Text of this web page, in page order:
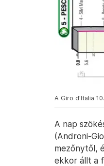
A Giro d'Italia
A nap
(Androni-
mezőnytől,
ekkor állt a